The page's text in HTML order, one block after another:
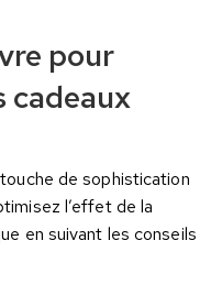
pour
cadeaux
de sophistication
l’effet de la
en suivant les conseils